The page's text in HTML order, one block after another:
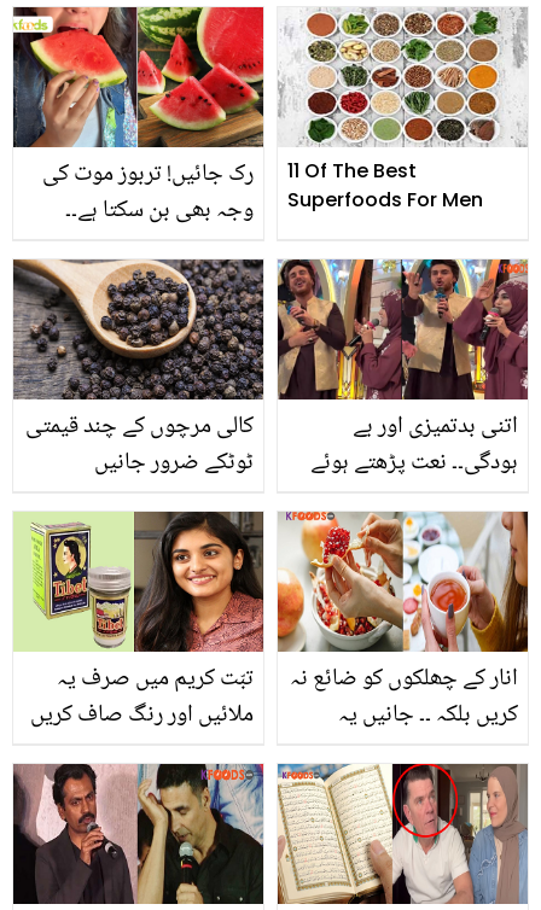
بنانے کا سستا طریقہ جو
پارلر سے آپ کی جان چھڑا
دے گا
کیسے لڑیں؟ جانیں طریقہ
رک جائیں! تربوز موت کی
وجہ بھی بن سکتا ہے۔۔
ہیں؟
11 Of The Best
Superfoods For Men
کالی مرچوں کے چند قیمتی
ٹوٹکے ضرور جانیں
اتنی بدتمیزی اور بے
ہودگی۔۔ نعت پڑھتے ہوئے
احسن خان اور یشفین
اجمل کی ویڈیو پر صارفین
غصے میں بھڑک اٹھے
تبّت کریم میں صرف یہ
ملائیں اور رنگ صاف کریں
ہوئی ایسی ٹپ جس سے ہو
آپ کا بھی رنگ گورا اور
چہرے پر آئے نکھار
انار کے چھلکوں کو ضائع نہ
کریں بلکہ ۔۔ جانیں یہ
بیماریوں سے نجات دلانے
میں مددگار ثابت ہوسکتے
ہیں